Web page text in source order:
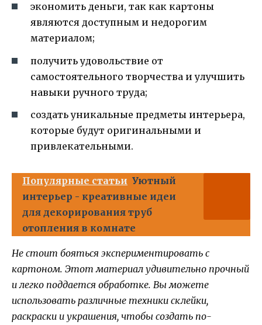
экономить деньги, так как картоны
являются доступным и недорогим
материалом;
получить удовольствие от
самостоятельного творчества и улучшить
навыки ручного труда;
создать уникальные предметы интерьера,
которые будут оригинальными и
привлекательными.
Популярные статьи Уютный
интерьер - креативные идеи
для декорирования труб
отопления в комнате
Не стоит бояться экспериментировать с
картоном. Этот материал удивительно прочный
и легко поддается обработке. Вы можете
использовать различные техники склейки,
раскраски и украшения, чтобы создать по-